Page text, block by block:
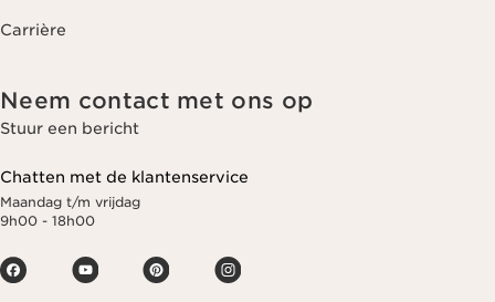
Carrière
Neem contact met ons op
Stuur een bericht
Chatten met de klantenservice
Maandag t/m vrijdag
9h00 - 18h00